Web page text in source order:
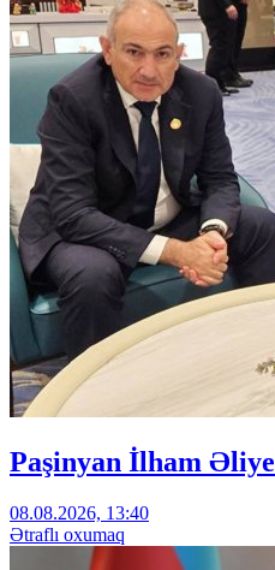
Paşinyan İlham
08.08.2026, 13:40
Ətraflı oxumaq